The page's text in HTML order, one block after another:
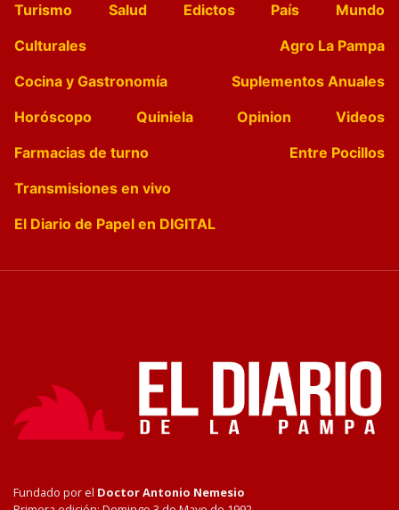
Turismo
Salud Edictos País
Mundo
Culturales
Agro La Pampa
Cocina y Gastronomía
Suplementos Anuales
Horóscopo
Quiniela Opinion
Videos
Farmacias de turno
Entre Pocillos
Transmisiones en vivo
El Diario de Papel en DIGITAL
Fundado por el Doctor Antonio Nemesio